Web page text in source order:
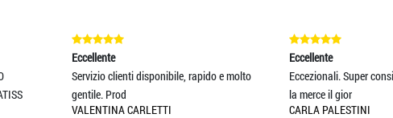
clienti disponibile, rapido e molto
Prod
CARLETTI
Eccezionali. Super consigliato. Ho ricevuto